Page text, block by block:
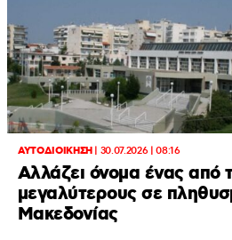
ΑΥΤΟΔΙΟΙΚΗΣΗ| 30.07.2026 | 08:16
Αλλάζει όνομα ένας από
μεγαλύτερους σε
Μακεδονίας